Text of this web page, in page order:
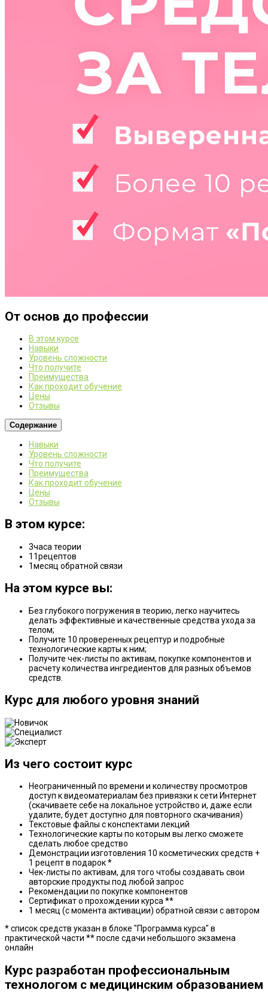
От основ до профессии
В этом курсе
Навыки
Уровень сложности
Что получите
Преимущества
Как проходит обучение
Цены
Отзывы
Содержание
Навыки
Уровень сложности
Что получите
Преимущества
Как проходит обучение
Цены
Отзывы
В этом курсе:
3часа теории
11рецептов
1месяц обратной связи
На этом курсе вы:
Без глубокого погружения в теорию, легко научитесь
делать эффективные и качественные средства ухода за
телом;
Получите 10 проверенных рецептур и подробные
технологические карты к ним;
Получите чек-листы по активам, покупке компонентов и
расчету количества ингредиентов для разных объемов
средств.
Курс для любого уровня знаний
Из чего состоит курс
Неограниченный по времени и количеству просмотров
доступ к видеоматериалам без привязки к сети Интернет
(скачиваете себе на локальное устройство и, даже если
удалите, будет доступно для повторного скачивания)
Текстовые файлы с конспектами лекций
Технологические карты по которым вы легко сможете
сделать любое средство
Демонстрации изготовления 10 косметических средств +
1 рецепт в подарок *
Чек-листы по активам, для того чтобы создавать свои
авторские продукты под любой запрос
Рекомендации по покупке компонентов
Сертификат о прохождении курса **
1 месяц (с момента активации) обратной связи с автором
* список средств указан в блоке "Программа курса" в
практической части ** после сдачи небольшого экзамена
онлайн
Курс разработан профессиональным
технологом с медицинским образованием